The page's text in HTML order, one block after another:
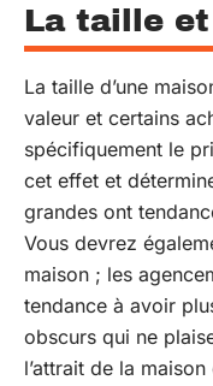
La taille
La taille d’une
valeur et certains
spécifiquement le
cet effet et
grandes ont
Vous devrez
maison ; les
tendance à avoir
obscurs qui ne
l’attrait de la